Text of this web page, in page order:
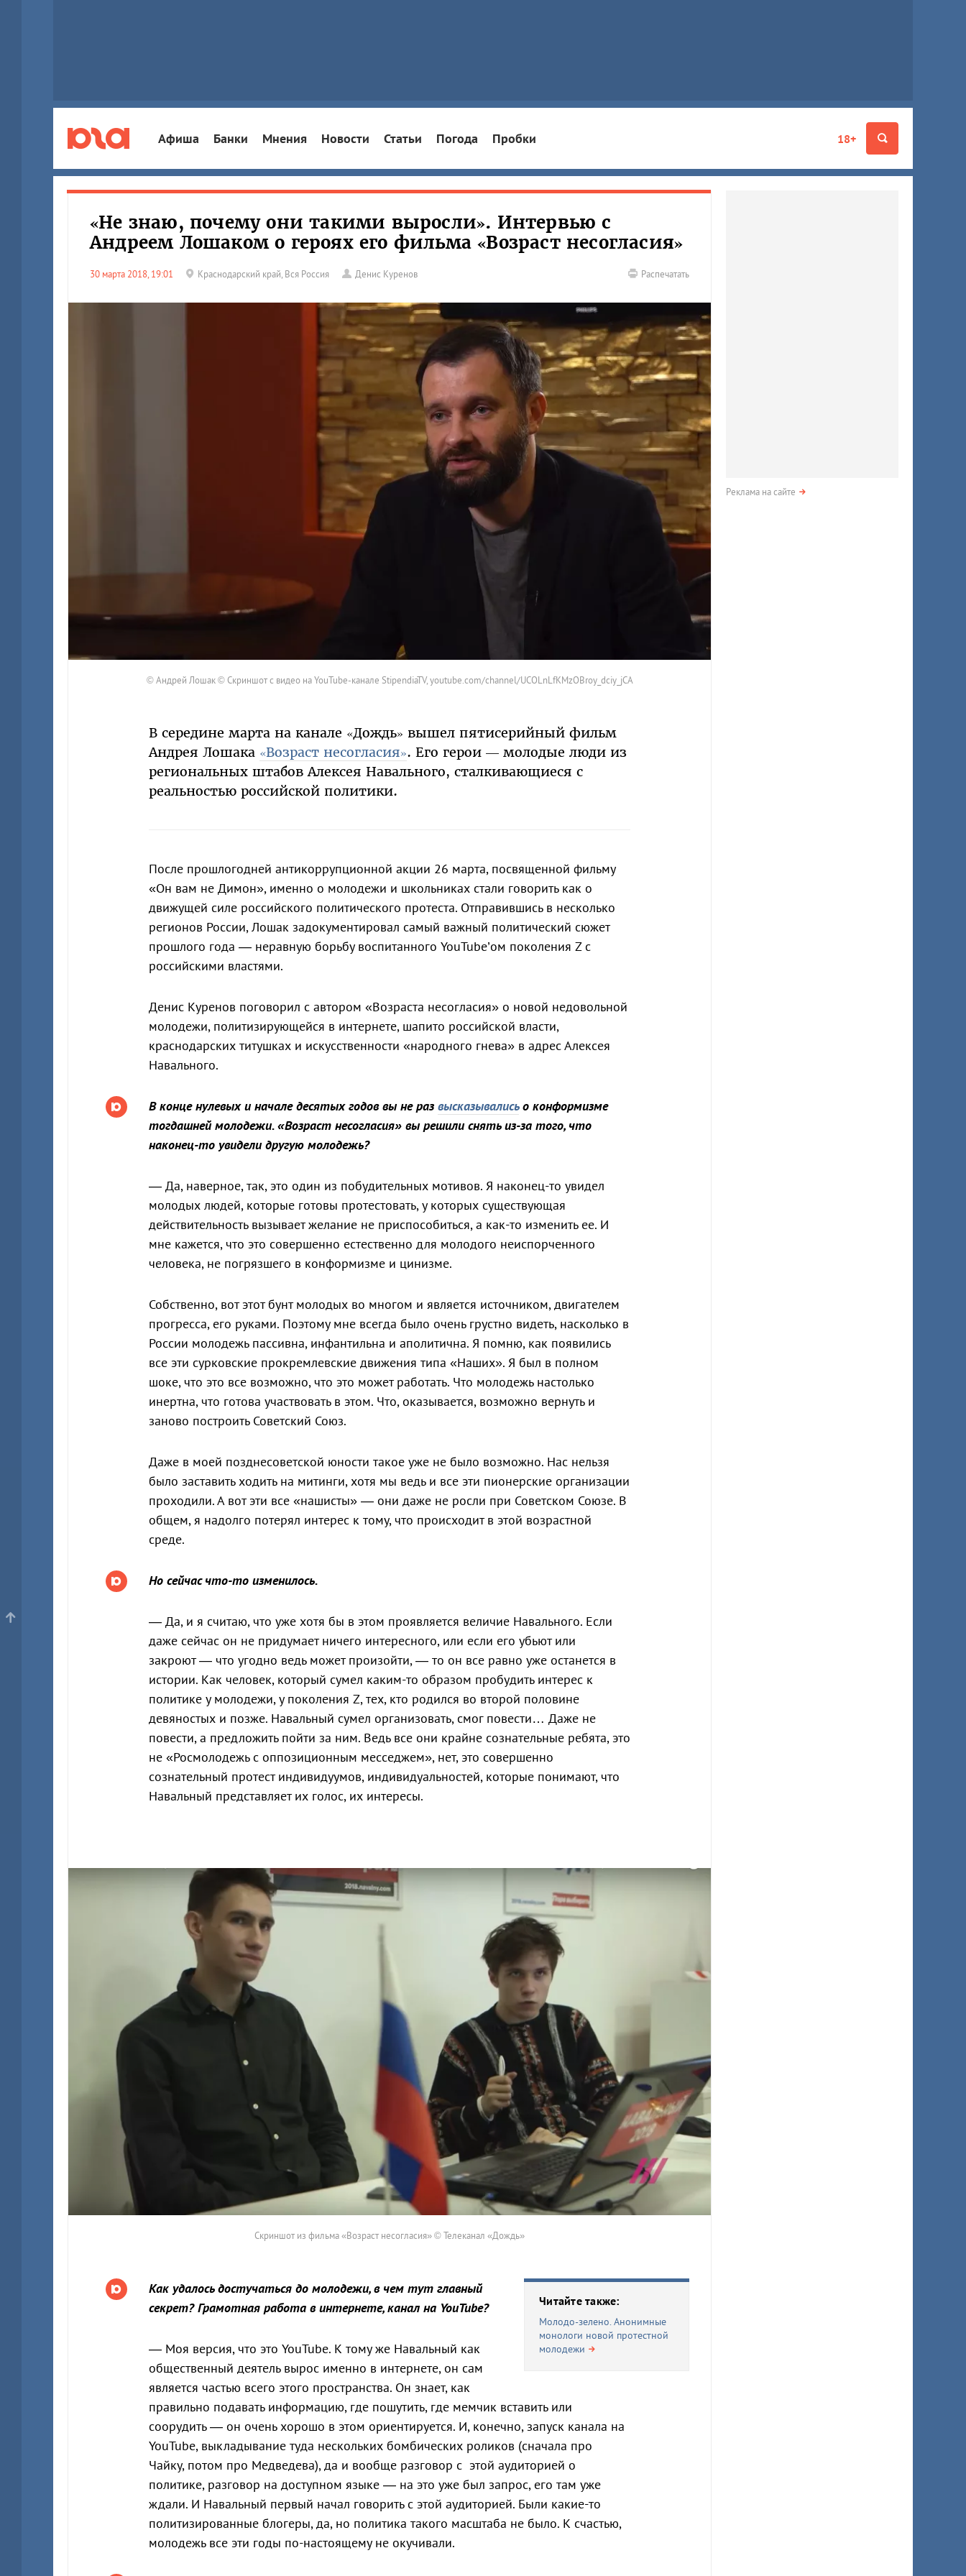
18+
Афиша Банки Мнения Новости Статьи Погода Пробки
«Не знаю, почему они такими выросли». Интервью с
Андреем Лошаком о героях его фильма «Возраст несогласия»
30 марта 2018, 19:01 Краснодарский край, Вся Россия Денис Куренов Распечатать
© Андрей Лошак © Скриншот с видео на YouTube-канале StipendiaTV, youtube.com/channel/UCOLnLfKMzOBroy_dciy_jCA
В середине марта на канале «Дождь» вышел пятисерийный фильм
Андрея Лошака «Возраст несогласия». Его герои — молодые люди из
региональных штабов Алексея Навального, сталкивающиеся с
реальностью российской политики.
После прошлогодней антикоррупционной акции 26 марта, посвященной фильму
«Он вам не Димон», именно о молодежи и школьниках стали говорить как о
движущей силе российского политического протеста. Отправившись в несколько
регионов России, Лошак задокументировал самый важный политический сюжет
прошлого года — неравную борьбу воспитанного YouTube’ом поколения Z с
российскими властями.
Денис Куренов поговорил с автором «Возраста несогласия» о новой недовольной
молодежи, политизирующейся в интернете, шапито российской власти,
краснодарских титушках и искусственности «народного гнева» в адрес Алексея
Навального.
В конце нулевых и начале десятых годов вы не раз высказывалисьо конформизме
тогдашней молодежи. «Возраст несогласия» вы решили снять из-за того, что
наконец-то увидели другую молодежь?
— Да, наверное, так, это один из побудительных мотивов. Я наконец-то увидел
молодых людей, которые готовы протестовать, у которых существующая
действительность вызывает желание не приспособиться, а как-то изменить ее. И
мне кажется, что это совершенно естественно для молодого неиспорченного
человека, не погрязшего в конформизме и цинизме.
Собственно, вот этот бунт молодых во многом и является источником, двигателем
прогресса, его руками. Поэтому мне всегда было очень грустно видеть, насколько в
России молодежь пассивна, инфантильна и аполитична. Я помню, как появились
все эти сурковские прокремлевские движения типа «Наших». Я был в полном
шоке, что это все возможно, что это может работать. Что молодежь настолько
инертна, что готова участвовать в этом. Что, оказывается, возможно вернуть и
заново построить Советский Союз.
Даже в моей позднесоветской юности такое уже не было возможно. Нас нельзя
было заставить ходить на митинги, хотя мы ведь и все эти пионерские организации
проходили. А вот эти все «нашисты» — они даже не росли при Советском Союзе. В
общем, я надолго потерял интерес к тому, что происходит в этой возрастной
среде.
Но сейчас что-то изменилось.
— Да, и я считаю, что уже хотя бы в этом проявляется величие Навального. Если
даже сейчас он не придумает ничего интересного, или если его убьют или
закроют — что угодно ведь может произойти, — то он все равно уже останется в
истории. Как человек, который сумел каким-то образом пробудить интерес к
политике у молодежи, у поколения Z, тех, кто родился во второй половине
девяностых и позже. Навальный сумел организовать, смог повести… Даже не
повести, а предложить пойти за ним. Ведь все они крайне сознательные ребята, это
не «Росмолодежь с оппозиционным месседжем», нет, это совершенно
сознательный протест индивидуумов, индивидуальностей, которые понимают, что
Навальный представляет их голос, их интересы.
Скриншот из фильма «Возраст несогласия» © Телеканал «Дождь»
Читайте также:
Молодо-зелено. Анонимные
монологи новой протестной
молодежи
Как удалось достучаться до молодежи, в чем тут главный
секрет? Грамотная работа в интернете, канал на YouTube?
— Моя версия, что это YouTube. К тому же Навальный как
общественный деятель вырос именно в интернете, он сам
является частью всего этого пространства. Он знает, как
правильно подавать информацию, где пошутить, где мемчик вставить или
соорудить — он очень хорошо в этом ориентируется. И, конечно, запуск канала на
YouTube, выкладывание туда нескольких бомбических роликов (сначала про
Чайку, потом про Медведева), да и вообще разговор с этой аудиторией о
политике, разговор на доступном языке — на это уже был запрос, его там уже
ждали. И Навальный первый начал говорить с этой аудиторией. Были какие-то
политизированные блогеры, да, но политика такого масштаба не было. К счастью,
молодежь все эти годы по-настоящему не окучивали.
Реклама на сайте